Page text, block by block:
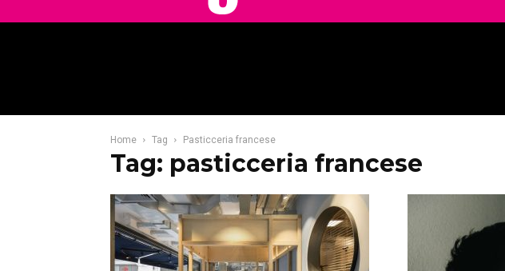
Home Tag Pasticceria francese
Tag: pasticceria francese